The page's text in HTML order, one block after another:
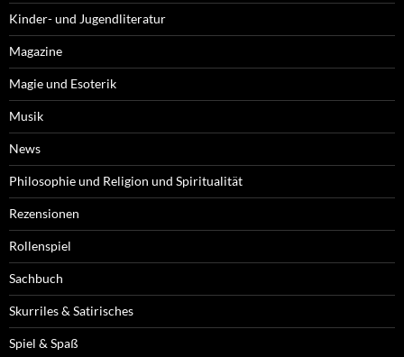
Kinder- und Jugendliteratur
Magazine
Magie und Esoterik
Musik
News
Philosophie und Religion und Spiritualität
Rezensionen
Rollenspiel
Sachbuch
Skurriles & Satirisches
Spiel & Spaß